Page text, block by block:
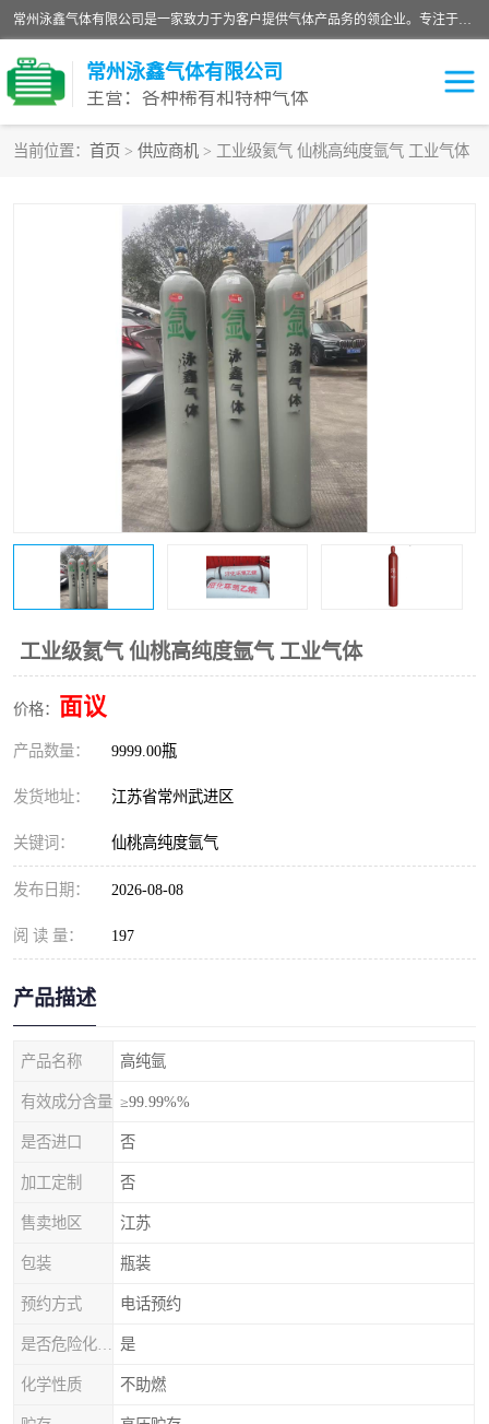
常州泳鑫气体有限公司是一家致力于为客户提供气体产品务的领企业。专注于环氧乙烷剂、环氧乙烷、高纯气体以及稀有和特种气体的研发、生产、销售和配送，产品广泛应用于医疗、电子、科研、化工、食品等多个领域。主要产品有：环氧乙烷灭菌剂，环氧乙烷，高纯氩，氮，氪，氙，氖，氘，笑，氦，氢，氧等各种稀有和特种气体。
常州泳鑫气体有限公司
主营：各种稀有和特种气体
当前位置： 首页 > 供应商机 > 工业级氦气 仙桃高纯度氩气 工业气体
工业级氦气 仙桃高纯度氩气 工业气体
价格： 面议
产品数量： 9999.00瓶
发货地址： 江苏省常州武进区
关键词： 仙桃高纯度氩气
发布日期： 2026-08-08
阅 读 量： 197
产品描述
产品名称 高纯氩
有效成分含量 ≥99.99%%
是否进口 否
加工定制 否
售卖地区 江苏
包装 瓶装
预约方式 电话预约
是
化学性质 不助燃
环氧乙烷灭菌剂 高纯氩气